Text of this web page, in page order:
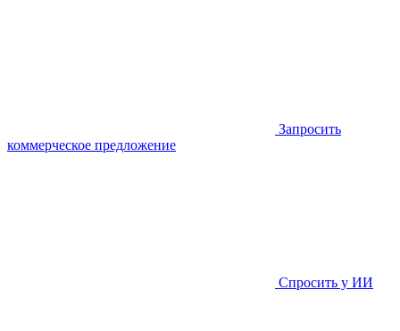
Запросить
коммерческое предложение
Спросить у ИИ